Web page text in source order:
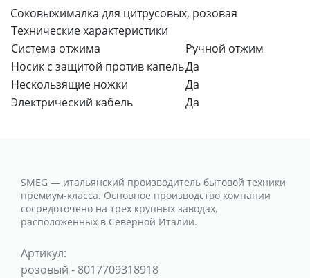
Соковыжималка для цитрусовых, розовая
Технические характеристики
Система отжима
Ручной отжим
Носик с защитой против капельДа
Нескользящие ножки
Да
Электрический кабель
Да
SMEG — итальянский производитель бытовой техники
премиум-класса. Основное производство компании
сосредоточено на трех крупных заводах,
расположенных в Северной Италии.
Артикул:
розовый - 8017709318918